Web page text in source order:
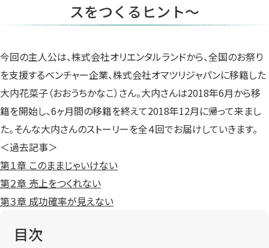
ま
す）
ま
す）
ま
す）
スをつくるヒント〜
今回の主人公は、株式会社オリエンタルランドから、全国のお祭り
を支援するベンチャー企業、株式会社オマツリジャパンに移籍した
大内花菜子（おおうちかなこ）さん。大内さんは2018年6月から移
籍を開始し、6ヶ月間の移籍を終えて2018年12月に帰って来まし
た。そんな大内さんのストーリーを全４回でお届けしていきます。
＜過去記事＞
第１章 このままじゃいけない
第２章 売上をつくれない
第３章 成功確率が見えない
目次